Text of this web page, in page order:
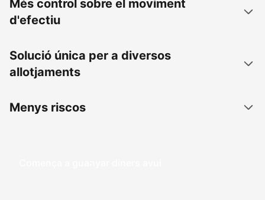
Més control sobre el moviment
d'efectiu
Solució única per a diversos
allotjaments
Menys riscos
Comença a guanyar diners avui